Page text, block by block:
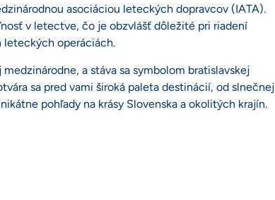
asociáciou leteckých dopravcov (IATA).
v letectve, čo je obzvlášť dôležité pri riadení
leteckých operáciách.
a stáva sa symbolom bratislavskej
sa pred vami široká paleta destinácií, od slnečnej
pohľady na krásy Slovenska a okolitých krajín.